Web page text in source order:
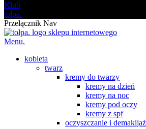
Klub
tołpa.
Przełącznik Nav
Menu.
kobieta
twarz
kremy do twarzy
kremy na dzień
kremy na noc
kremy pod oczy
kremy z spf
oczyszczanie i